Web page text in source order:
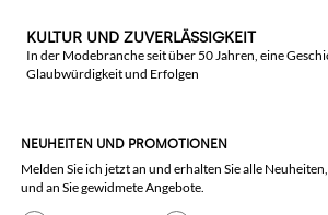
KULTUR UND ZUVERLÄSSIGKEIT
In der Modebranche seit über 50 Jahren, eine
Glaubwürdigkeit und Erfolgen
NEUHEITEN UND PROMOTIONEN
Melden Sie ich jetzt an und erhalten Sie alle
und an Sie gewidmete Angebote.